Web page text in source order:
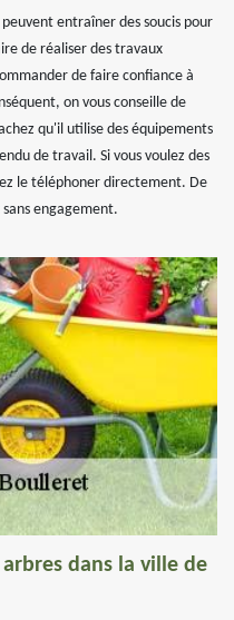
entraîner des soucis pour
de réaliser des travaux
de faire confiance à
on vous conseille de
qu'il utilise des équipements
de travail. Si vous voulez des
le téléphoner directement. De
engagement.
dans la ville de